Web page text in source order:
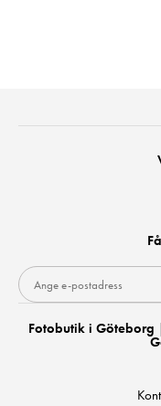
Fotobutik i